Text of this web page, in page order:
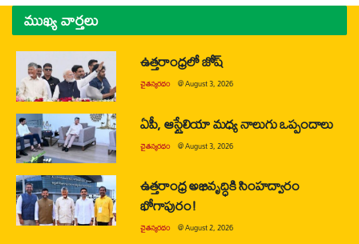
ముఖ్య వార్తలు
ఉత్తరాంధ్రలో జోష్
చైతన్యరధం @August 3, 2026
ఏపీ, ఆస్ట్రేలియా మధ్య నాలుగు ఒప్పందాలు
చైతన్యరధం @August 3, 2026
ఉత్తరాంధ్ర అభివృద్ధికి సింహద్వారం
భోగాపురం!
చైతన్యరధం @August 2, 2026